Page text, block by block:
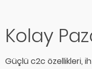
Kolay
Güçlü c2c özellikleri,